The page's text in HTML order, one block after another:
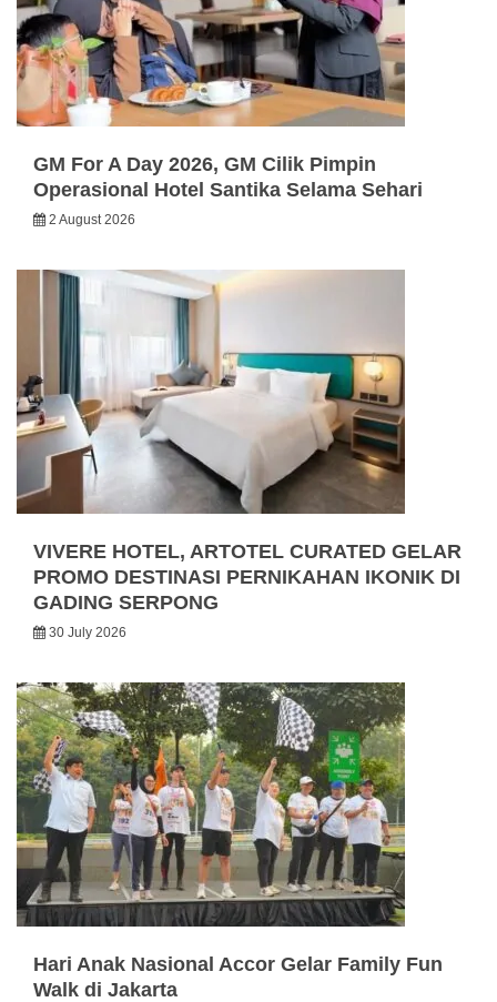
GM For A Day 2026, GM Cilik Pimpin
Operasional Hotel Santika Selama Sehari
2 August 2026
VIVERE HOTEL, ARTOTEL CURATED GELAR
PROMO DESTINASI PERNIKAHAN IKONIK DI
GADING SERPONG
30 July 2026
Hari Anak Nasional Accor Gelar Family Fun
Walk di Jakarta